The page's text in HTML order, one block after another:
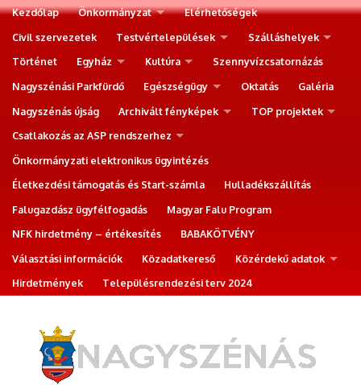
Kezdőlap Önkormányzat
Elérhetőségek
Civil szervezetek
Testvértelepülések
Szálláshelyek
Történet
Egyház Kultúra
Szennyvízcsatornázás
Nagyszénási Parkfürdő
Egészségügy Oktatás
Galéria
Nagyszénás újság
Archivált fényképek
TOP projektek
Csatlakozás az ASP rendszerhez
Önkormányzati elektronikus ügyintézés
Életkezdési támogatás és Start-számla
Hulladékszállítás
Falugazdász ügyfélfogadás
Magyar Falu Program
NFK hirdetmény – értékesítés
BABAKÖTVÉNY
Választási információk
Közadatkereső
Közérdekű adatok
Hirdetmények
Településrendezési terv 2024